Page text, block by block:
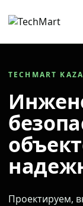
TECHMART
Проектируем,